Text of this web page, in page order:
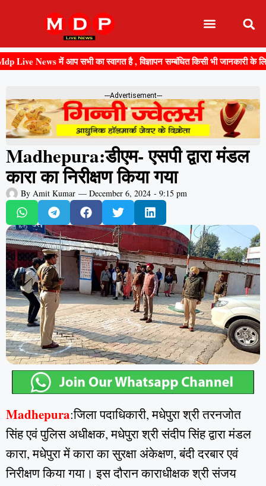
News में आप सभी का स्वागत है , विज्ञापन सम्बंधित किसी भी जानकारी के लिए
---Advertisement---
Madhepura:डीएम- एसपी द्वारा मंडल
कारा का निरीक्षण किया गया
By Amit Kumar — December 6, 2024 - 9:15 pm
Madhepura:जिला पदाधिकारी, मधेपुरा श्री तरनजोत
सिंह एवं पुलिस अधीक्षक, मधेपुरा श्री संदीप सिंह द्वारा मंडल
कारा, मधेपुरा में कारा का सुरक्षा अंकेक्षण, बंदी दरबार एवं
निरीक्षण किया गया। इस दौरान काराधीक्षक श्री संजय